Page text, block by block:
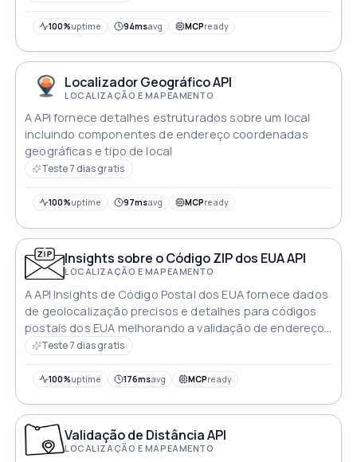
100%uptime 94msavg MCPready
Localizador Geográfico API
LOCALIZAÇÃO E MAPEAMENTO
A API fornece detalhes estruturados sobre um local
incluindo componentes de endereço coordenadas
geográficas e tipo de local
Teste 7 dias gratis
100%uptime 97msavg MCPready
Insights sobre o Código ZIP dos EUA API
LOCALIZAÇÃO E MAPEAMENTO
A API Insights de Código Postal dos EUA fornece dados
de geolocalização precisos e detalhes para códigos
postais dos EUA melhorando a validação de endereços
e serviços baseados em localização
Teste 7 dias gratis
100%uptime 176msavg MCPready
Validação de Distância API
LOCALIZAÇÃO E MAPEAMENTO